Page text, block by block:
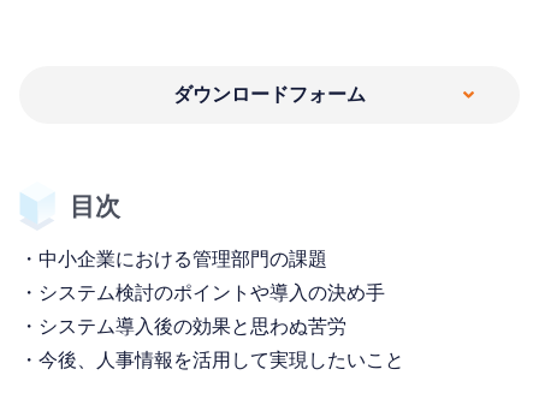
ダウンロードフォーム
目次
・中小企業における管理部門の課題
・システム検討のポイントや導入の決め手
・システム導入後の効果と思わぬ苦労
・今後、人事情報を活用して実現したいこと